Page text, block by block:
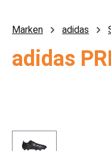
Marken adidas
adidas